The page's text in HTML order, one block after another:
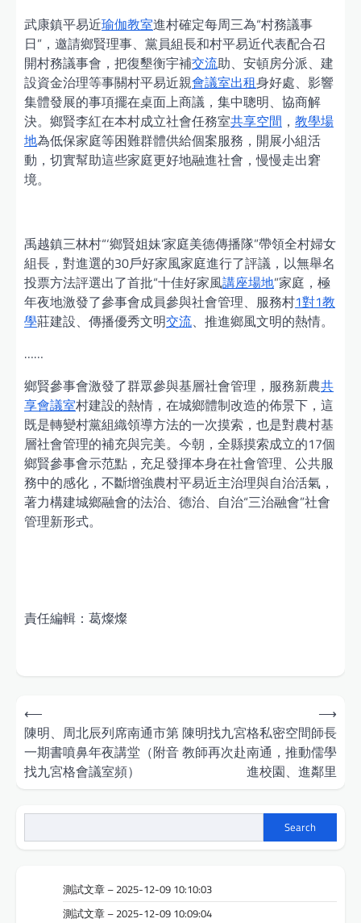
武康鎮平易近瑜伽教室進村確定每周三為“村務議事
日”，邀請鄉賢理事、黨員組長和村平易近代表配合召
開村務議事會，把復墾衡宇補交流助、安頓房分派、建
設資金治理等事關村平易近親會議室出租身好處、影響
集體發展的事項擺在桌面上商議，集中聰明、協商解
決。鄉賢李紅在本村成立社會任務室共享空間 ， 教學場
地為低保家庭等困難群體供給個案服務，開展小組活
動，切實幫助這些家庭更好地融進社會，慢慢走出窘
境。
禹越鎮三林村“‘鄉賢姐妹’家庭美德傳播隊”帶領全村婦女
組長，對進選的30戶好家風家庭進行了評議，以無舉名
投票方法評選出了首批“十佳好家風講座場地”家庭，極
年夜地激發了參事會成員參與社會管理、服務村1對1教
學莊建設、傳播優秀文明交流、推進鄉風文明的熱情。
……
鄉賢參事會激發了群眾參與基層社會管理，服務新農共
享會議室村建設的熱情，在城鄉體制改造的佈景下，這
既是轉變村黨組織領導方法的一次摸索，也是對農村基
層社會管理的補充與完美。今朝，全縣摸索成立的17個
鄉賢參事會示范點，充足發揮本身在社會管理、公共服
務中的感化，不斷增強農村平易近主治理與自治活氣，
著力構建城鄉融會的法治、德治、自治“三治融會”社會
管理新形式。
責任編輯：葛燦燦
Post
navigation
⟵
陳明、周北辰列席南通市第
一期書噴鼻年夜講堂（附音
找九宮格會議室頻）
陳明找九宮格私密空間師長
教師再次赴南通，推動儒學
進校園、進鄰里
⟶
Search
測試文章 – 2025-12-09 10:10:03
測試文章 – 2025-12-09 10:09:04